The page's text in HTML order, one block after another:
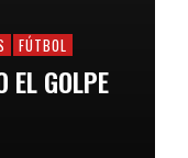
FÚTBOL
EL GOLPE